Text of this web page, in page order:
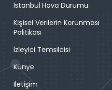
İstanbul Hava Durumu
Kişisel Verilerin Korunması
Politikası
İzleyici Temsilcisi
Künye
İletişim